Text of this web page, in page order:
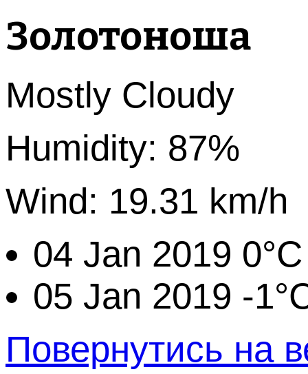
Золотоноша
Mostly Cloudy
Humidity: 87%
Wind: 19.31 km/h
04 Jan 2019 0°C
05 Jan 2019 -
Повернутись на